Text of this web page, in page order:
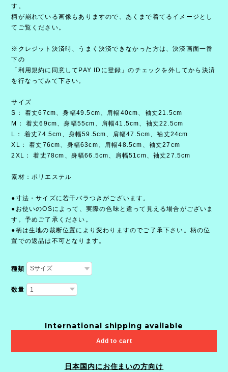
す。
柄が崩れている画像もありますので、あくまで着てるイメージとし
てご覧ください。
※クレジット決済時、うまく決済できなかった方は、決済画面一番
下の
「利用規約に同意してPAY IDに登録」のチェックを外してから決済
を行なってみて下さい。
サイズ
S： 着丈67cm、身幅49.5cm、肩幅40cm、袖丈21.5cm
M： 着丈69cm、身幅55cm、肩幅41.5cm、袖丈22.5cm
L： 着丈74.5cm、身幅59.5cm、肩幅47.5cm、袖丈24cm
XL： 着丈76cm、身幅63cm、肩幅48.5cm、袖丈27cm
2XL： 着丈78cm、身幅66.5cm、肩幅51cm、袖丈27.5cm
素材：ポリエステル
●寸法・サイズに若干バラつきがございます。
●お使いのOSによって、実際の色味と違って見える場合がございま
す。予めご了承ください。
●柄は生地の裁断位置により変わりますのでご了承下さい。柄の位
置での返品は不可となります。
種類
数量
International shipping available
Add to cart
日本国内にお住まいの方向け